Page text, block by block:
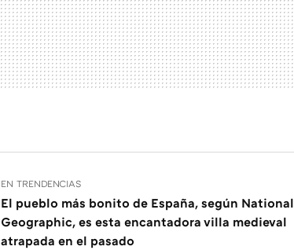
EN TRENDENCIAS
El pueblo más bonito de España, según National
Geographic, es esta encantadora villa medieval
atrapada en el pasado